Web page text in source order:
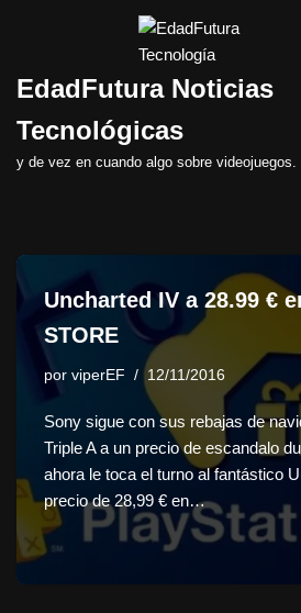
al
EdadFutura Noticias
Tecnológicas
y de vez en cuando algo sobre videojuegos.
Uncharted IV a 28.99 €
STORE
por viperEF 12/11/2016
Sony sigue con sus rebajas de
Triple A a un precio de escandalo
ahora le toca el turno al fantástico
precio de 28,99 € en…